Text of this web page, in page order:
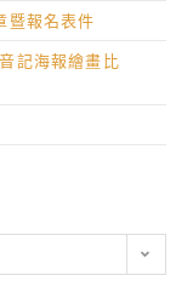
暨報名表件
記海報繪畫比